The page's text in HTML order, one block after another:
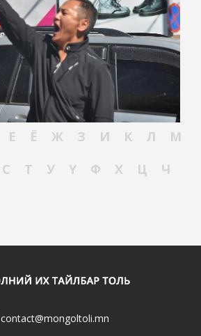
Е Ё Ж З И К Л
М
С Т У Ү Ф Х Ц
Ч
contact@mongoltoli.mn